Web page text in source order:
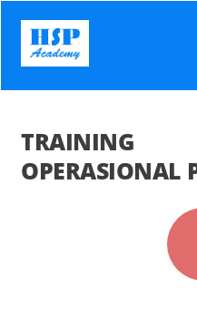
content
TRAINING
OPERASIONAL